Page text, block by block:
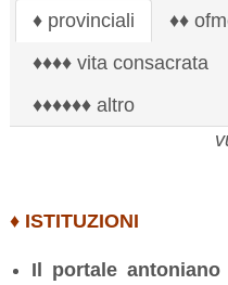
♦ provinciali ♦♦
♦♦♦♦ vita consacrata
♦♦♦♦♦♦ altro
♦ ISTITUZIONI
Il portale antoniano